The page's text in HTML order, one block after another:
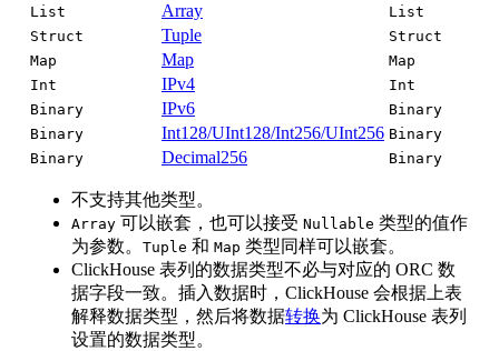
List
Array
List
Struct
Tuple
Struct
Map
Map
Map
Int
IPv4
Int
Binary
IPv6
Binary
Binary
Int128/UInt128/Int256/UInt256 Binary
Binary
Decimal256 Binary
不支持其他类型。
Array 可以嵌套，也可以接受 Nullable 类型的值作
为参数。 Tuple 和 Map 类型同样可以嵌套。
ClickHouse 表列的数据类型不必与对应的 ORC 数
据字段一致。插入数据时，ClickHouse 会根据上表
解释数据类型，然后将数据转换为 ClickHouse 表列
设置的数据类型。